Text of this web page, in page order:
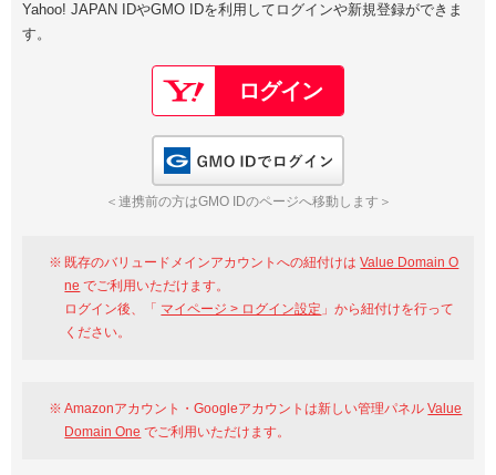
Google
GMO ID Amazon
※AmazonはValue Domain Oneのログイン画面へ遷移します
Value Domain Oneアカウント作成
以下でも登録可能
Google Yahoo!
GMO ID
Yahoo! JAPAN IDやGMO IDを利用してログインや新規登録ができま
す。
＜連携前の方はGMO IDのページへ移動します＞
既存のバリュードメインアカウントへの紐付けはValue Domain O
ne でご利用いただけます。
ログイン後、「 マイページ > ログイン設定 」から紐付けを行って
ください。
Amazonアカウント・Googleアカウントは新しい管理パネルValue
Domain One でご利用いただけます。